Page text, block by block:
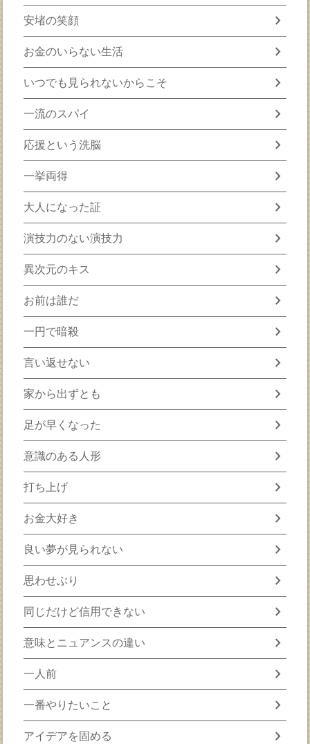
安堵の笑顔 chevron_right
お金のいらない生活 chevron_right
いつでも見られないからこそ chevron_right
一流のスパイ chevron_right
応援という洗脳 chevron_right
一挙両得 chevron_right
大人になった証 chevron_right
演技力のない演技力 chevron_right
異次元のキス chevron_right
お前は誰だ chevron_right
一円で暗殺 chevron_right
言い返せない chevron_right
家から出ずとも chevron_right
足が早くなった chevron_right
意識のある人形 chevron_right
打ち上げ chevron_right
お金大好き chevron_right
良い夢が見られない chevron_right
思わせぶり chevron_right
同じだけど信用できない chevron_right
意味とニュアンスの違い chevron_right
一人前 chevron_right
一番やりたいこと chevron_right
アイデアを固める chevron_right